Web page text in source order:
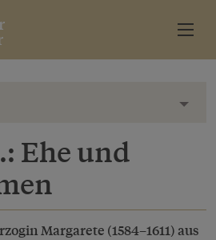
Ehe und
Margarete (1584–1611) aus